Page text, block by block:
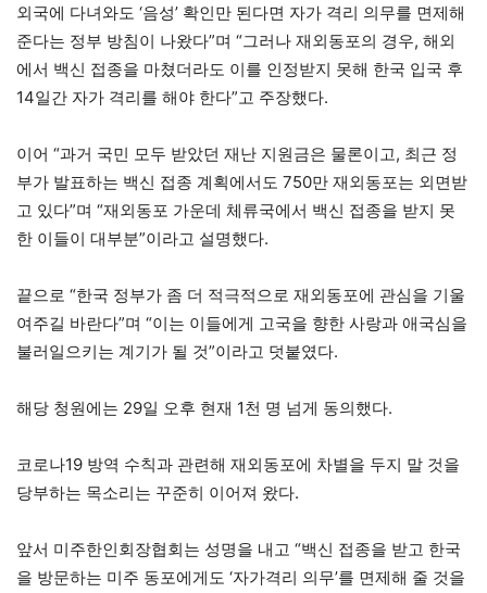
외국에 다녀와도 ‘음성’ 확인만 된다면 자가 격리 의무를 면제해
준다는 정부 방침이 나왔다”며 “그러나 재외동포의 경우, 해외
에서 백신 접종을 마쳤더라도 이를 인정받지 못해 한국 입국 후
14일간 자가 격리를 해야 한다”고 주장했다.
이어 “과거 국민 모두 받았던 재난 지원금은 물론이고, 최근 정
부가 발표하는 백신 접종 계획에서도 750만 재외동포는 외면받
고 있다”며 “재외동포 가운데 체류국에서 백신 접종을 받지 못
한 이들이 대부분”이라고 설명했다.
끝으로 “한국 정부가 좀 더 적극적으로 재외동포에 관심을 기울
여주길 바란다”며 “이는 이들에게 고국을 향한 사랑과 애국심을
불러일으키는 계기가 될 것”이라고 덧붙였다.
해당 청원에는 29일 오후 현재 1천 명 넘게 동의했다.
코로나19 방역 수칙과 관련해 재외동포에 차별을 두지 말 것을
당부하는 목소리는 꾸준히 이어져 왔다.
앞서 미주한인회장협회는 성명을 내고 “백신 접종을 받고 한국
을 방문하는 미주 동포에게도 ‘자가격리 의무’를 면제해 줄 것을